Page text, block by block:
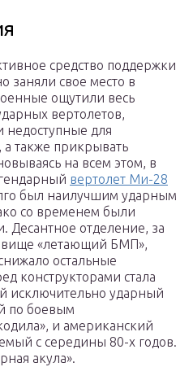
средство поддержки
заняли свое место в
ощутили весь
вертолетов,
недоступные для
также прикрывать
на всем этом, в
вертолет Ми-28
был наилучшим ударным
со временем были
Десантное отделение, за
«летающий БМП»,
остальные
конструкторами стала
исключительно ударный
по боевым
и американский
с середины 80-х годов.
акула».